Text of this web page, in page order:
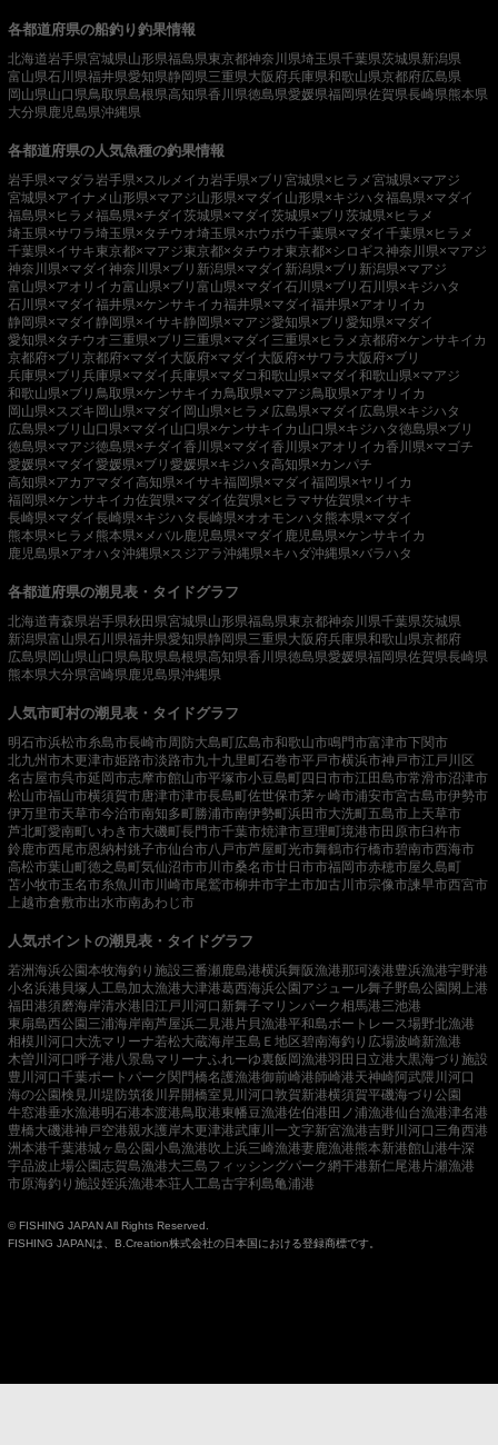
各都道府県の船釣り釣果情報
北海道岩手県宮城県山形県福島県東京都神奈川県埼玉県千葉県茨城県新潟県
富山県石川県福井県愛知県静岡県三重県大阪府兵庫県和歌山県京都府広島県
岡山県山口県鳥取県島根県高知県香川県徳島県愛媛県福岡県佐賀県長崎県熊本県
大分県 鹿児島県沖縄県
各都道府県の人気魚種の釣果情報
岩手県×マダラ 岩手県×スルメイカ 岩手県×ブリ 宮城県×ヒラメ宮城県×マアジ
宮城県×アイナメ 山形県×マアジ山形県×マダイ 山形県×キジハタ福島県×マダイ
福島県×ヒラメ福島県×チダイ茨城県×マダイ茨城県×ブリ 茨城県×ヒラメ
埼玉県×サワラ埼玉県×タチウオ埼玉県×ホウボウ千葉県×マダイ千葉県×ヒラメ
千葉県×イサキ東京都×マアジ東京都×タチウオ東京都×シロギス神奈川県×マアジ
神奈川県×マダイ神奈川県×ブリ 新潟県×マダイ 新潟県×ブリ 新潟県×マアジ
富山県×アオリイカ富山県×ブリ 富山県×マダイ石川県×ブリ 石川県×キジハタ
石川県×マダイ福井県×ケンサキイカ福井県×マダイ福井県×アオリイカ
静岡県×マダイ静岡県×イサキ静岡県×マアジ愛知県×ブリ 愛知県×マダイ
愛知県×タチウオ三重県×ブリ 三重県×マダイ 三重県×ヒラメ京都府×ケンサキイカ
京都府×ブリ 京都府×マダイ 大阪府×マダイ 大阪府×サワラ 大阪府×ブリ
兵庫県×ブリ 兵庫県×マダイ兵庫県×マダコ和歌山県×マダイ和歌山県×マアジ
和歌山県×ブリ 鳥取県×ケンサキイカ 鳥取県×マアジ鳥取県×アオリイカ
岡山県×スズキ岡山県×マダイ 岡山県×ヒラメ 広島県×マダイ 広島県×キジハタ
広島県×ブリ 山口県×マダイ 山口県×ケンサキイカ 山口県×キジハタ徳島県×ブリ
徳島県×マアジ徳島県×チダイ香川県×マダイ香川県×アオリイカ香川県×マゴチ
愛媛県×マダイ愛媛県×ブリ 愛媛県×キジハタ高知県×カンパチ
高知県×アカアマダイ高知県×イサキ福岡県×マダイ福岡県×ヤリイカ
福岡県×ケンサキイカ佐賀県×マダイ佐賀県×ヒラマサ佐賀県×イサキ
長崎県×マダイ長崎県×キジハタ長崎県×オオモンハタ 熊本県×マダイ
熊本県×ヒラメ 熊本県×メバル鹿児島県×マダイ 鹿児島県×ケンサキイカ
鹿児島県×アオハタ沖縄県×スジアラ沖縄県×キハダ沖縄県×バラハタ
各都道府県の潮見表・タイドグラフ
北海道青森県岩手県秋田県宮城県山形県福島県東京都神奈川県千葉県茨城県
新潟県富山県石川県福井県愛知県静岡県三重県大阪府兵庫県和歌山県京都府
広島県岡山県山口県鳥取県島根県高知県香川県徳島県愛媛県福岡県佐賀県長崎県
熊本県大分県宮崎県 鹿児島県沖縄県
人気市町村の潮見表・タイドグラフ
明石市浜松市糸島市長崎市周防大島町広島市和歌山市鳴門市富津市下関市
北九州市木更津市姫路市淡路市九十九里町石巻市平戸市横浜市神戸市江戸川区
名古屋市呉市延岡市志摩市館山市平塚市小豆島町四日市市江田島市常滑市沼津市
松山市福山市横須賀市唐津市津市長島町佐世保市茅ヶ崎市浦安市宮古島市伊勢市
伊万里市天草市今治市南知多町勝浦市南伊勢町浜田市大洗町五島市 上天草市
芦北町愛南町いわき市大磯町長門市千葉市焼津市亘理町境港市田原市臼杵市
鈴鹿市西尾市恩納村銚子市仙台市八戸市芦屋町光市舞鶴市行橋市碧南市西海市
高松市葉山町徳之島町気仙沼市市川市桑名市廿日市市福岡市赤穂市屋久島町
苫小牧市玉名市糸魚川市 川崎市尾鷲市柳井市宇土市加古川市宗像市諫早市西宮市
上越市倉敷市出水市南あわじ市
人気ポイントの潮見表・タイドグラフ
若洲海浜公園本牧海釣り施設三番瀬 鹿島港横浜舞阪漁港那珂湊港豊浜漁港宇野港
小名浜港 貝塚人工島加太漁港大津港葛西海浜公園アジュール舞子野島公園閖上港
福田港須磨海岸清水港 旧江戸川河口 新舞子マリンパーク相馬港三池港
東扇島西公園三浦海岸南芦屋浜二見港 片貝漁港平和島ボートレース場野北漁港
相模川河口 大洗マリーナ若松大蔵海岸玉島Ｅ地区碧南海釣り広場波崎新漁港
木曽川河口呼子港 八景島マリーナふれーゆ裏飯岡漁港羽田 日立港大黒海づり施設
豊川河口千葉ポートパーク関門橋名護漁港御前崎港師崎港天神崎阿武隈川河口
海の公園検見川堤防筑後川昇開橋室見川河口敦賀新港横須賀平磯海づり公園
牛窓港垂水漁港明石港本渡港鳥取港東幡豆漁港佐伯港田ノ浦漁港仙台漁港津名港
豊橋大磯港神戸空港親水護岸木更津港武庫川一文字新宮漁港吉野川河口 三角西港
洲本港千葉港城ヶ島公園小島漁港吹上浜三崎漁港妻鹿漁港熊本新港館山港牛深
宇品波止場公園志賀島漁港大三島フィッシングパーク網干港新仁尾港 片瀬漁港
市原海釣り施設姪浜漁港本荘人工島古宇利島亀浦港
© FISHING JAPAN All Rights Reserved.
FISHING JAPANは、B.Creation株式会社の日本国における登録商標です。